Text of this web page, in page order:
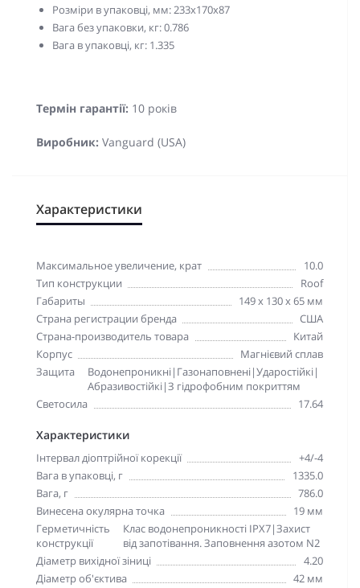
Розміри в упаковці, мм: 233x170х87
Вага без упаковки, кг: 0.786
Вага в упаковці, кг: 1.335
Термін гарантії: 10 років
Виробник: Vanguard (USA)
Характеристики
Максимальное увеличение, крат
10.0
Тип конструкции
Roof
Габариты
149 x 130 x 65 мм
Страна регистрации бренда
США
Страна-производитель товара
Китай
Корпус
Магнієвий сплав
Защита
Водонепроникні|Газонаповнені|Ударостійкі|
Абразивостійкі|З гідрофобним покриттям
Светосила
17.64
Характеристики
Інтервал діоптрійної корекції
+4/-4
Вага в упаковці, г
1335.0
Вага, г
786.0
Винесена окулярна точка
19 мм
Герметичність
конструкції
Клас водонепроникності IPX7|Захист
від запотівання. Заповнення азотом N2
Діаметр вихідної зіниці
4.20
Діаметр об'єктива
42 мм